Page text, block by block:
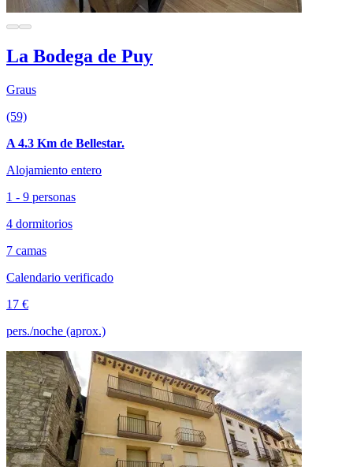
La Bodega de Puy
Graus
(59)
A 4.3 Km de Bellestar.
Alojamiento entero
1 - 9 personas
4 dormitorios
7 camas
Calendario verificado
17 €
pers./noche (aprox.)